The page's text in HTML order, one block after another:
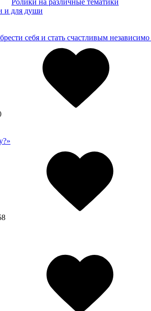
Ролики на различные тематики
и для души
себя и стать счастливым независимо